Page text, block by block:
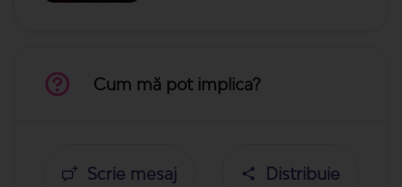
Cum mă pot implica?
Scrie mesaj Distribuie